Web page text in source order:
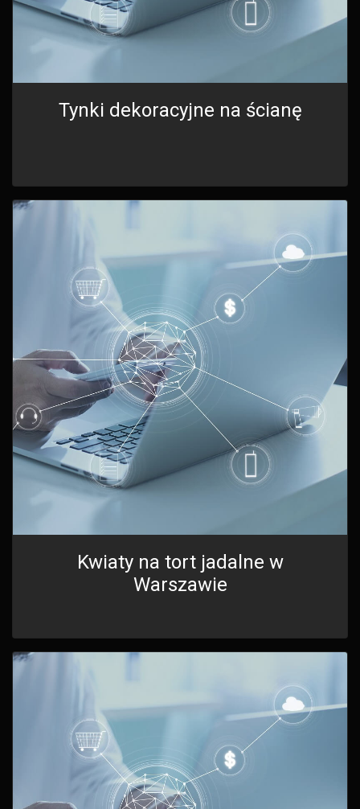
Tynki dekoracyjne na ścianę
Kwiaty na tort jadalne w
Warszawie